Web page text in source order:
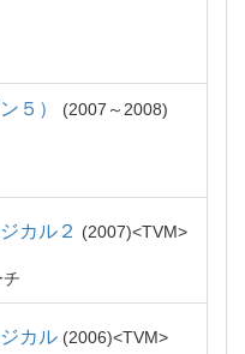
５）
2007～2008
カル２ 2007 TVM
カル 2006 TVM